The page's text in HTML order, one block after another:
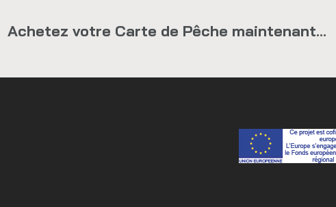
Achetez votre Carte de Pêche maintenant...